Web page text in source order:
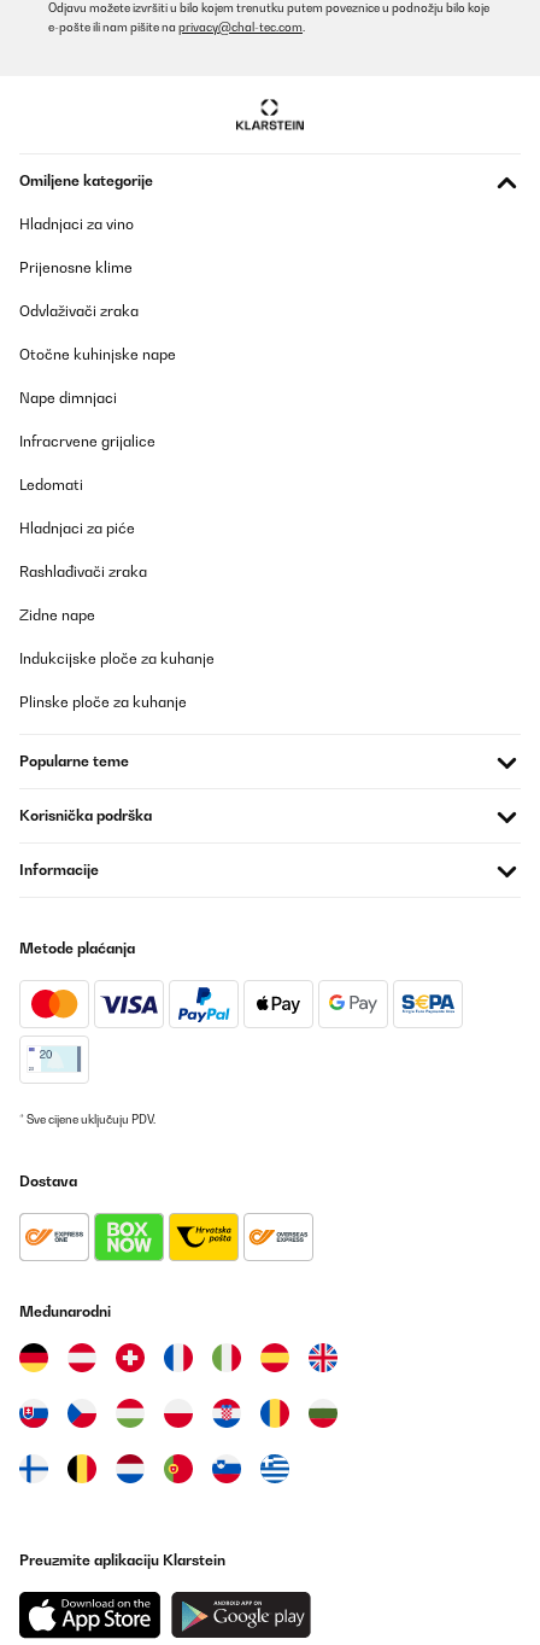
Odjavu možete izvršiti u bilo kojem trenutku putem poveznice u podnožju bilo koje
e-pošte ili nam pišite na privacy@chal-tec.com
Omiljene kategorije
Hladnjaci za vino
Prijenosne klime
Odvlaživači zraka
Otočne kuhinjske nape
Nape dimnjaci
Infracrvene grijalice
Ledomati
Hladnjaci za piće
Rashlađivači zraka
Zidne nape
Indukcijske ploče za kuhanje
Plinske ploče za kuhanje
Popularne teme
Korisnička podrška
Informacije
Metode plaćanja
* Sve cijene uključuju PDV.
Dostava
Međunarodni
Preuzmite aplikaciju Klarstein